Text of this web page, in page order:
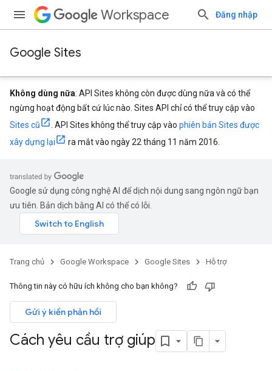
Workspace Đăng nhập
Google Sites
Không dùng nữa: API Sites không còn được dùng nữa và có thể
ngừng hoạt động bất cứ lúc nào. Sites API chỉ có thể truy cập vào
Sites cũ
. API Sites không thể truy cập vào phiên bản Sites được
xây dựng lại
ra mắt vào ngày 22 tháng 11 năm 2016.
Google sử dụng công nghệ AI để dịch nội dung sang ngôn ngữ bạn
ưu tiên. Bản dịch bằng AI có thể có lỗi.
Trang chủ Google Workspace Google Sites Hỗ trợ
Thông tin này có hữu ích không cho bạn không?
Gửi ý kiến phản hồi
Cách yêu cầu trợ giúp